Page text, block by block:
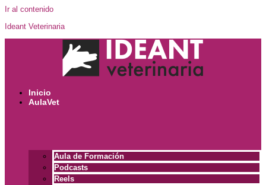
Ir al contenido
Ideant Veterinaria
Inicio
AulaVet
Aula de Formación
Podcasts
Reels